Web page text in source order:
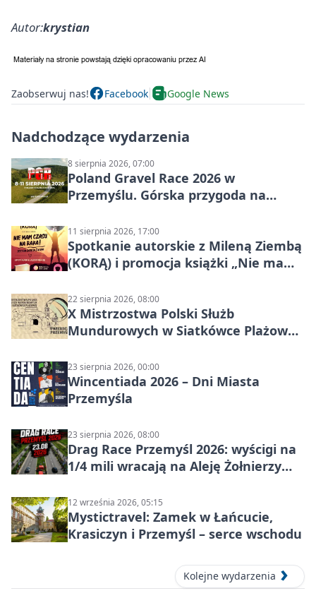
Autor:krystian
Zaobserwuj nas! Facebook Google News
Nadchodzące wydarzenia
8 sierpnia 2026, 07:00
Poland Gravel Race 2026 w
Przemyślu. Górska przygoda na
11 sierpnia 2026, 17:00
Spotkanie autorskie z Mileną Ziembą
(KORĄ) i promocja książki „Nie mam
22 sierpnia 2026, 08:00
X Mistrzostwa Polski Służb
Mundurowych w Siatkówce Plażowej
23 sierpnia 2026, 00:00
Wincentiada 2026 – Dni Miasta
Przemyśla
23 sierpnia 2026, 08:00
Drag Race Przemyśl 2026: wyścigi na
1/4 mili wracają na Aleję Żołnierzy
12 września 2026, 05:15
Mystictravel: Zamek w Łańcucie,
Krasiczyn i Przemyśl – serce wschodu
Kolejne wydarzenia